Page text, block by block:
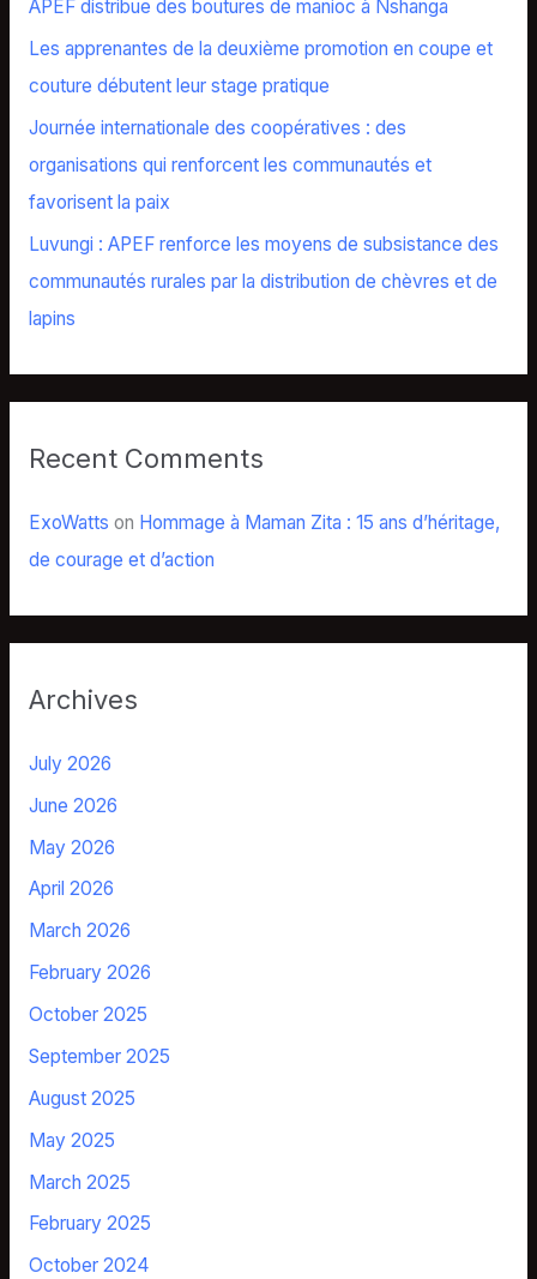
r
:
APEF distribue des boutures de manioc à Nshanga
Les apprenantes de la deuxième promotion en coupe et
couture débutent leur stage pratique
Journée internationale des coopératives : des
organisations qui renforcent les communautés et
favorisent la paix
Luvungi : APEF renforce les moyens de subsistance des
communautés rurales par la distribution de chèvres et de
lapins
Recent Comments
ExoWatts on Hommage à Maman Zita : 15 ans d’héritage,
de courage et d’action
Archives
July 2026
June 2026
May 2026
April 2026
March 2026
February 2026
October 2025
September 2025
August 2025
May 2025
March 2025
February 2025
October 2024